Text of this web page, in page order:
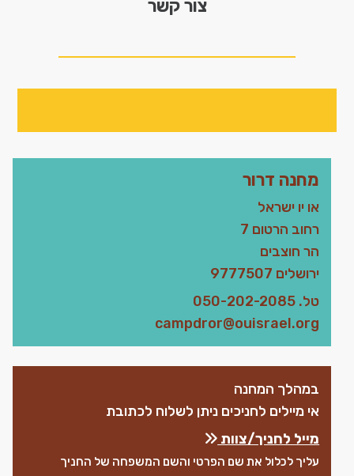
צור קשר
מחנה דרור
או יו ישראל
רחוב הרטום 7
הר חוצבים
ירושלים 9777507
טל. 050-202-2085
campdror@ouisrael.org
במהלך המחנה
אי מיילים לחניכים ניתן לשלוח לכתובת
מייל לחניך/צוות
עליך לכלול את שם הפרטי והשם המשפחה של החניך